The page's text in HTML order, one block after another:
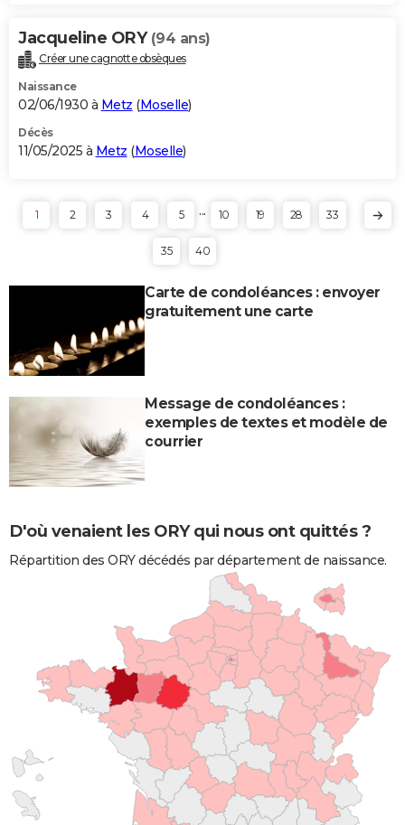
Jacqueline ORY (94 ans)
Créer une cagnotte obsèques
Naissance
02/06/1930 à Metz (Moselle)
Décès
11/05/2025 à Metz (Moselle)
1 2 3 4 5 ... 10 19 28 33
35 40
Carte de condoléances : envoyer
gratuitement une carte
Message de condoléances :
exemples de textes et modèle de
courrier
D'où venaient les ORY qui nous ont quittés ?
Répartition des ORY décédés par département de naissance.